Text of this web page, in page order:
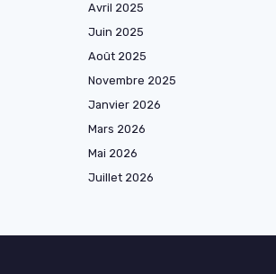
Avril 2025
Juin 2025
Août 2025
Novembre 2025
Janvier 2026
Mars 2026
Mai 2026
Juillet 2026